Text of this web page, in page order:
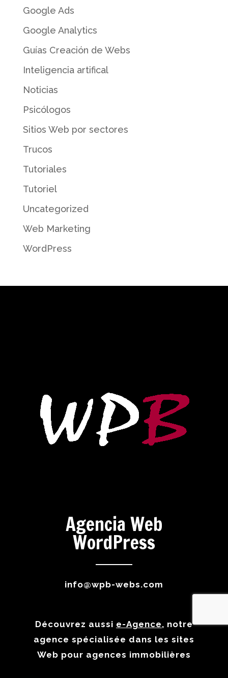
Google Ads
Google Analytics
Guías Creación de Webs
Inteligencia artifical
Noticias
Psicólogos
Sitios Web por sectores
Trucos
Tutoriales
Tutoriel
Uncategorized
Web Marketing
WordPress
Agencia Web
WordPress
info@wpb-webs.com
Découvrez aussi e-Agence, notre
agence spécialisée dans les sites
Web pour agences immobilières